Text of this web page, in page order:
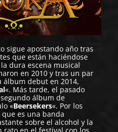
sigue apostando año tras
que están haciéndose
dura escena musical
en 2010 y tras un par
álbum debut en 2014,
«. Más tarde, el pasado
álbum de
«Beersekers«. Por los
es una banda
sobre el alcohol y la